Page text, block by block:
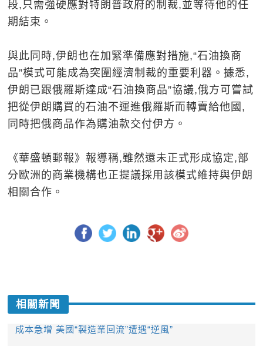
段,只需強硬應對特朗普政府的制裁,並等待他的任
期結束。
與此同時,伊朗也在加緊準備應對措施,“石油換商
品”模式可能成為突圍經濟制裁的重要利器。據悉,
伊朗已跟俄羅斯達成“石油換商品”協議,俄方可嘗試
把從伊朗購買的石油不運進俄羅斯而轉賣給他國,
同時把俄商品作為購油款交付伊方。
《華盛頓郵報》報導稱,雖然還未正式形成協定,部
分歐洲的商業機構也正提議採用該模式維持與伊朗
相關合作。
相關新聞
成本急增 美國“製造業回流”遭遇“逆風”